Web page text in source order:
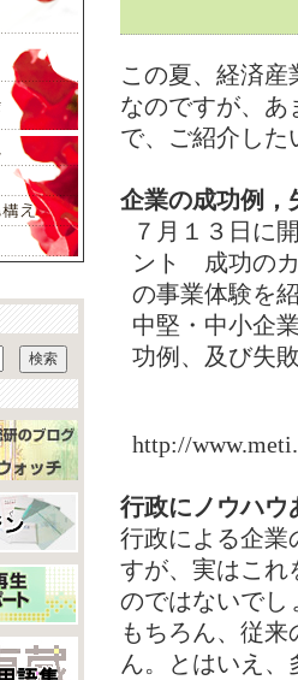
この夏、経済
なのですが、あ
で、ご紹介した
企業の成功例，
７月１３日に
ント 成功の
の事業体験を
中堅・中小企
功例、及び失
http://
行政にノウハウ
行政による企業
すが、実はこれ
のではないでし
もちろん、従
ん。とはいえ